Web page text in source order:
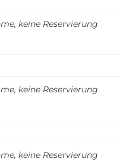
keine Reservierung
keine Reservierung
keine Reservierung